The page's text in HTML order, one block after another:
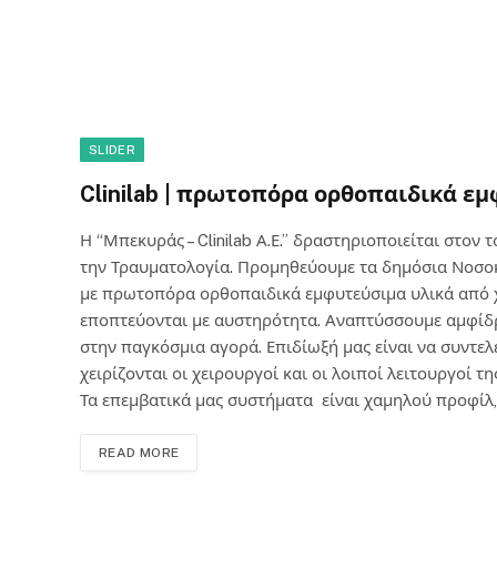
SLIDER
Clinilab | πρωτοπόρα ορθοπαιδικά
Η “Μπεκυράς – Clinilab Α.Ε.” δραστηριοποιείται στον
την Τραυματολογία. Προμηθεύουμε τα δημόσια
με πρωτοπόρα ορθοπαιδικά εμφυτεύσιμα υλικά
εποπτεύονται με αυστηρότητα. Αναπτύσσουμε
στην παγκόσμια αγορά. Επιδίωξή μας είναι να
χειρίζονται οι χειρουργοί και οι λοιποί λειτουργοί
Τα επεμβατικά μας συστήματα είναι χαμηλού
READ MORE